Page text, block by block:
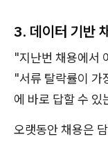
3. 데이터 기반
"지난번 채용에서
"서류 탈락률이 가
에 바로 답할 수 있
오랫동안 채용은